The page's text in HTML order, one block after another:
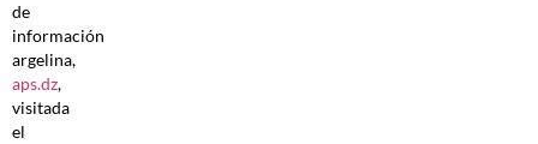
de
información
argelina,
aps.dz,
visitada
el